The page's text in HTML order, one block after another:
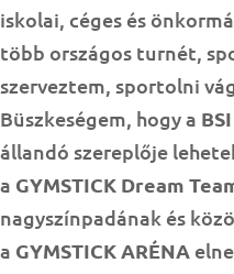
iskolai, céges és
több országos turnét,
szerveztem, sportolni
Büszkeségem, hogy a BSI
állandó szereplője
a GYMSTICK Dream
nagyszínpadának és
a GYMSTICK ARÉNA